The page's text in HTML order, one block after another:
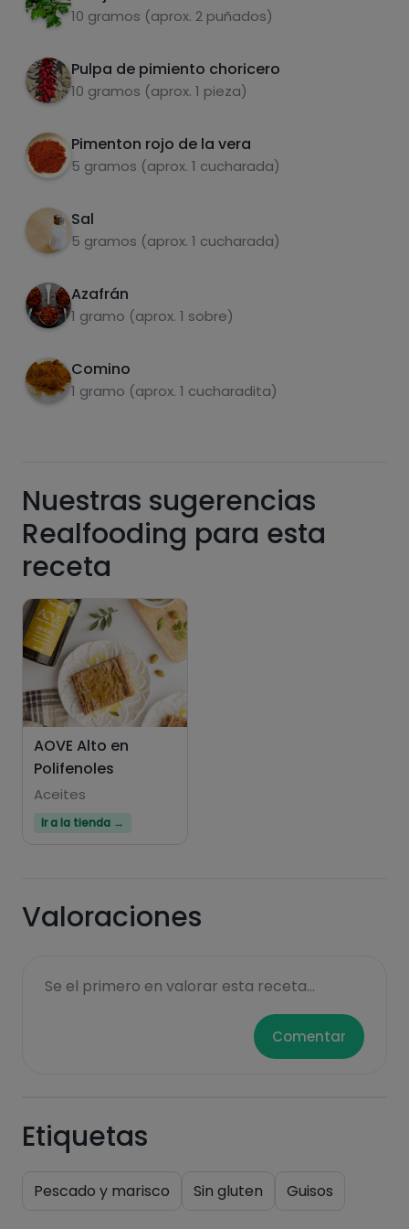
10 gramos (aprox. 2 puñados)
Pulpa de pimiento choricero
10 gramos (aprox. 1 pieza)
Pimenton rojo de la vera
5 gramos (aprox. 1 cucharada)
Sal
5 gramos (aprox. 1 cucharada)
Azafrán
1 gramo (aprox. 1 sobre)
Comino
1 gramo (aprox. 1 cucharadita)
7 Ahora añadimos el majado y volvemos a
encender el fuego flojo, dejamos que de un
Azúcares
Grasas
Hazte PLUS para ver la información nutricional
funcionalidades PLUS.
Nuestras sugerencias
Realfooding para esta
receta
AOVE Alto en
Polifenoles
Aceites
Ir a la tienda →
Valoraciones
Se el primero en valorar esta receta...
Comentar
Etiquetas
Pescado y marisco Sin gluten Guisos